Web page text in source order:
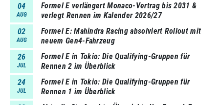
04
AUG
Formel E verlängert Monaco-Vertrag bis 2031 &
verlegt Rennen im Kalender 2026/27
02
AUG
Formel E: Mahindra Racing absolviert Rollout mit
neuem Gen4-Fahrzeug
26
JUL
Formel E in Tokio: Die Qualifying-Gruppen für
Rennen 2 im Überblick
24
JUL
Formel E in Tokio: Die Qualifying-Gruppen für
Rennen 1 im Überblick